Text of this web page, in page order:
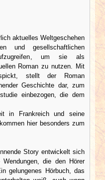
aktuelles Weltgeschehen
und gesellschaftlichen
um sie als
Roman zu nutzen. Mit
stellt der Roman
Geschichte dar, zum
einbezogen, die dem
in Frankreich und seine
hier besonders zum
Story entwickelt sich
die den Hörer
gelungenes Hörbuch, das